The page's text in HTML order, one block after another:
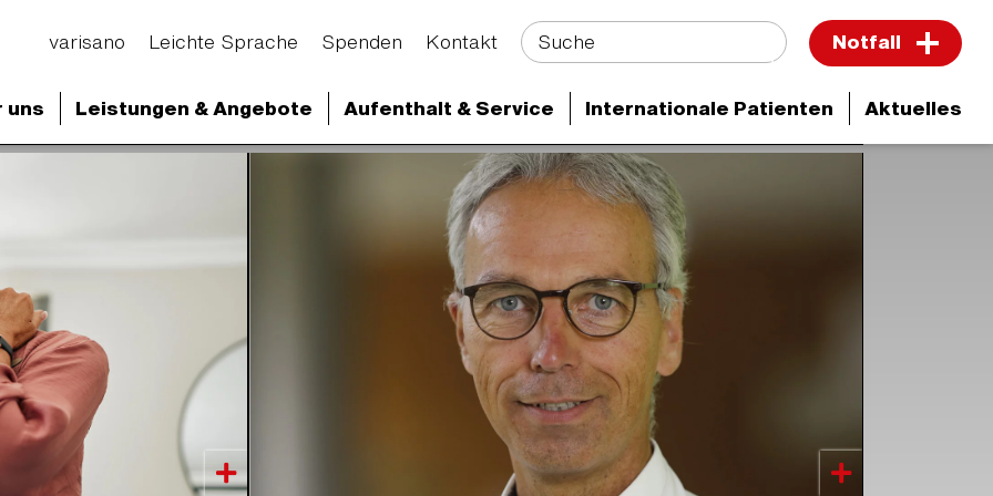
varisano Leichte Sprache Spenden Kontakt Suche Notfall
uns Leistungen & Angebote Aufenthalt & Service Internationale Patienten Aktuelles